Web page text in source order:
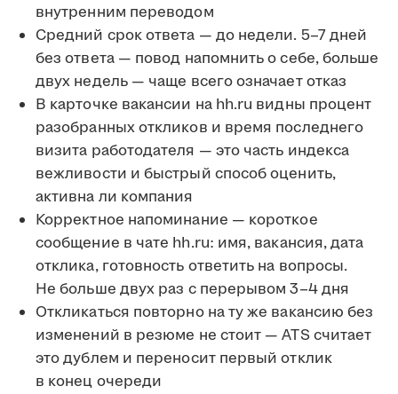
внутренним переводом
Средний срок ответа — до недели. 5–7 дней
без ответа — повод напомнить о себе, больше
двух недель — чаще всего означает отказ
В карточке вакансии на hh.ru видны процент
разобранных откликов и время последнего
визита работодателя — это часть индекса
вежливости и быстрый способ оценить,
активна ли компания
Корректное напоминание — короткое
сообщение в чате hh.ru: имя, вакансия, дата
отклика, готовность ответить на вопросы.
Не больше двух раз с перерывом 3–4 дня
Откликаться повторно на ту же вакансию без
изменений в резюме не стоит — ATS считает
это дублем и переносит первый отклик
в конец очереди